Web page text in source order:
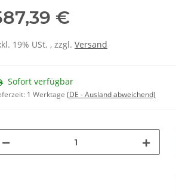
€
19% USt. , zzgl. Versand
Sofort verfügbar
1 Werktage (DE - Ausland abweichend)